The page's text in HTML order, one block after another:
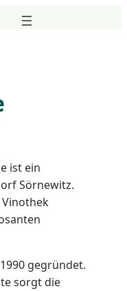
ist ein
Sörnewitz.
gegründet.
sorgt die